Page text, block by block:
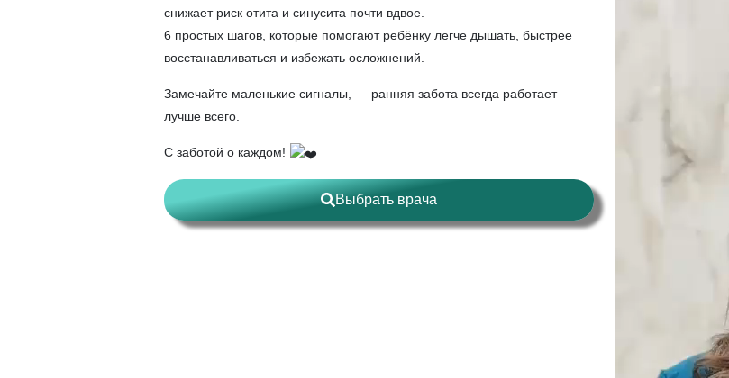
снижает риск отита и синусита почти вдвое.
6 простых шагов, которые помогают ребёнку легче дышать, быстрее
восстанавливаться и избежать осложнений.
Замечайте маленькие сигналы, — ранняя забота всегда работает
лучше всего.
С заботой о каждом!
Выбрать врача